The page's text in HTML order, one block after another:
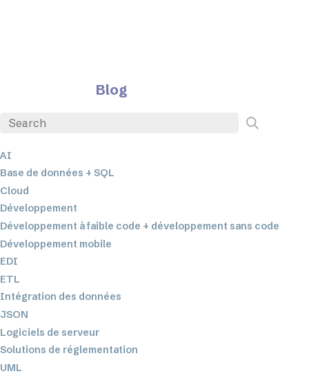
Blog
AI
Base de données + SQL
Cloud
Développement
Développement à faible code + développement sans code
Développement mobile
EDI
ETL
Intégration des données
JSON
Logiciels de serveur
Solutions de réglementation
UML